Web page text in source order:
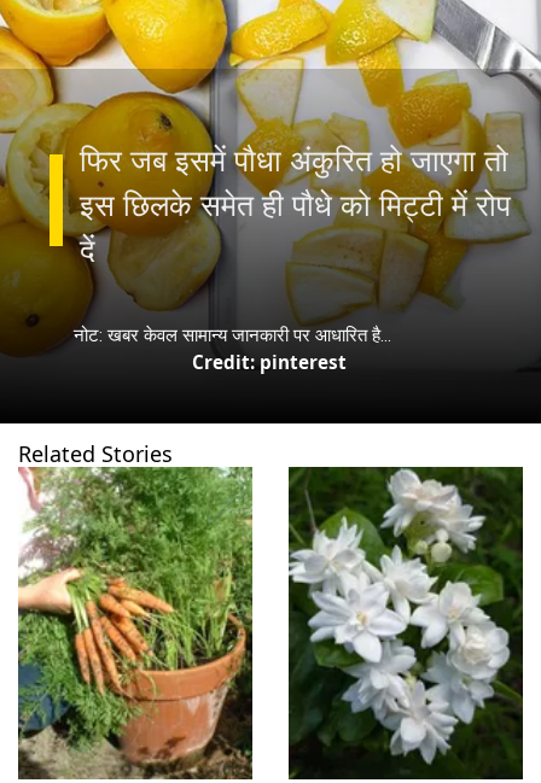
फिर जब इसमें पौधा अंकुरित हो जाएगा तो
इस छिलके समेत ही पौधे को मिट्टी में रोप
दें
नोट: खबर केवल सामान्य जानकारी पर आधारित है...
Credit: pinterest
Related Stories